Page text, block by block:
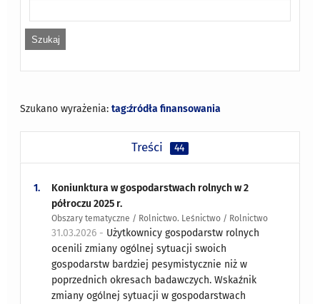
Szukano wyrażenia:tag:źródła finansowania
Treści 44
1.
Koniunktura w gospodarstwach rolnych w 2
półroczu 2025 r.
Obszary tematyczne / Rolnictwo. Leśnictwo / Rolnictwo
31.03.2026 - Użytkownicy gospodarstw rolnych
ocenili zmiany ogólnej sytuacji swoich
gospodarstw bardziej pesymistycznie niż w
poprzednich okresach badawczych. Wskaźnik
zmiany ogólnej sytuacji w gospodarstwach